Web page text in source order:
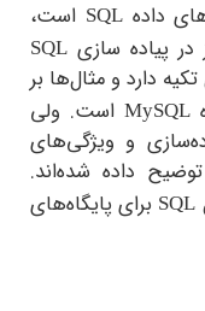
SQLاست،
سازیSQL
و مثال‌ها بر
است. ولی
و ویژگی‌های
شده‌اند.
پایگاه‌های